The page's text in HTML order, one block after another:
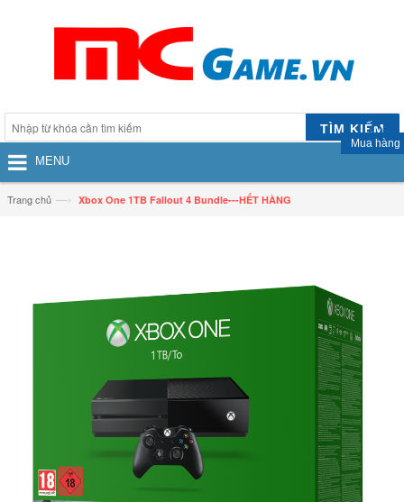
TÌM KIẾM
Mua hàng
MENU
Trang chủ —› Xbox One 1TB Fallout 4 Bundle---HẾT HÀNG